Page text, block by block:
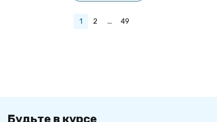
1 2 ... 49
Будьте в курсе